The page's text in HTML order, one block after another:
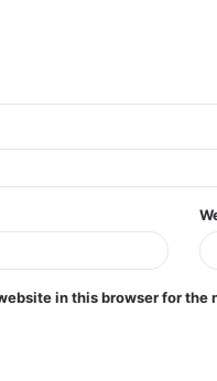
in this browser for the